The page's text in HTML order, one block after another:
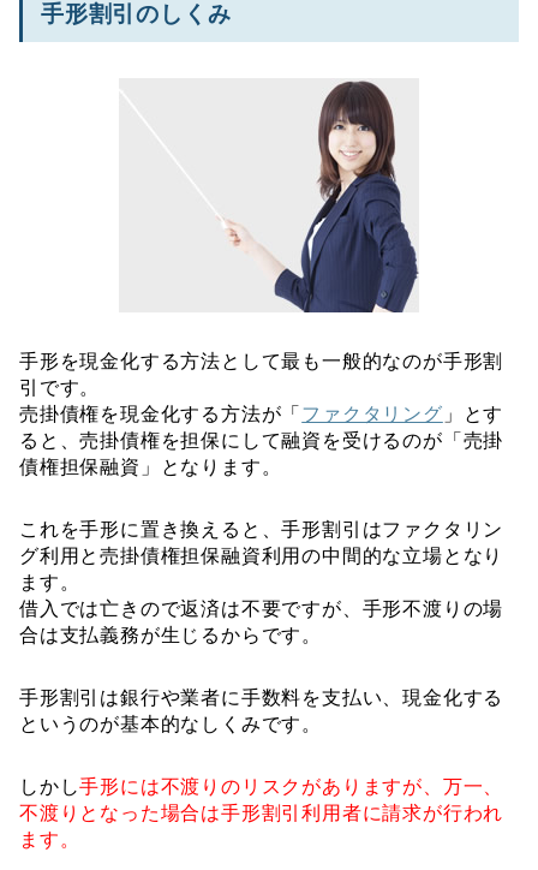
手形割引のしくみ
手形を現金化する方法として最も一般的なのが手形割
引です。
売掛債権を現金化する方法が「 ファクタリング 」とす
ると、売掛債権を担保にして融資を受けるのが「売掛
債権担保融資」となります。
これを手形に置き換えると、手形割引はファクタリン
グ利用と売掛債権担保融資利用の中間的な立場となり
ます。
借入では亡きので返済は不要ですが、手形不渡りの場
合は支払義務が生じるからです。
手形割引は銀行や業者に手数料を支払い、現金化する
というのが基本的なしくみです。
しかし手形には不渡りのリスクがありますが、万一、
不渡りとなった場合は手形割引利用者に請求が行われ
ます。